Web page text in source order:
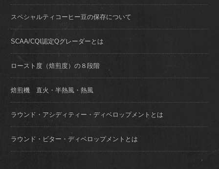
スペシャルティコーヒー豆の保存について
SCAA/CQI認定Qグレーダーとは
ロースト度（焙煎度）の８段階
焙煎機 直火・半熱風・熱風
ラウンド・アシディティー・ディベロップメントとは
ラウンド・ビター・ディベロップメントとは